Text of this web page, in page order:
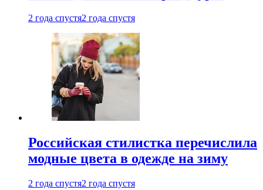
2 года спустя2 года спустя
Российская стилистка перечислила
модные цвета в одежде на зиму
2 года спустя2 года спустя